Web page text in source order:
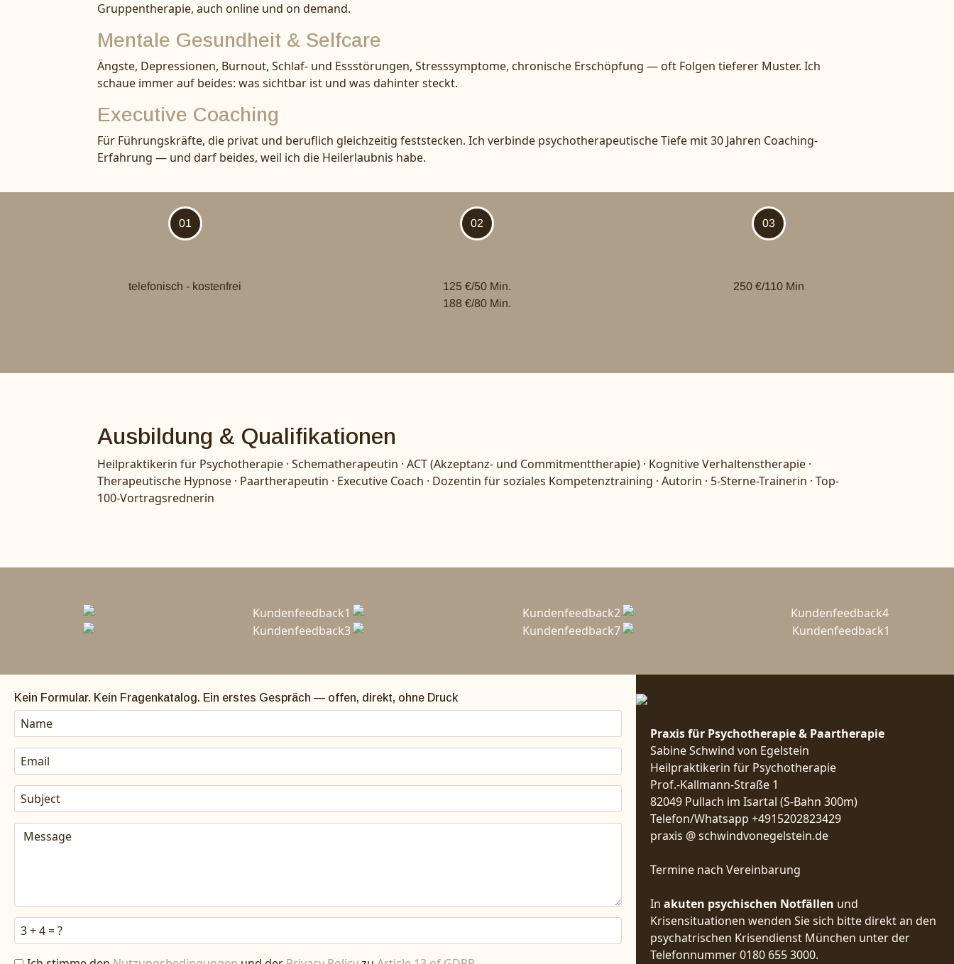
Gruppentherapie, auch online und on demand.
Mentale Gesundheit & Selfcare
Ängste, Depressionen, Burnout, Schlaf- und Essstörungen, Stresssymptome, chronische Erschöpfung — oft Folgen tieferer Muster. Ich
schaue immer auf beides: was sichtbar ist und was dahinter steckt.
Executive Coaching
Für Führungskräfte, die privat und beruflich gleichzeitig feststecken. Ich verbinde psychotherapeutische Tiefe mit 30 Jahren Coaching-
Erfahrung — und darf beides, weil ich die Heilerlaubnis habe.
01
telefonisch - kostenfrei
02
125 €/50 Min.
188 €/80 Min.
03
250 €/110 Min
Ausbildung & Qualifikationen
Heilpraktikerin für Psychotherapie · Schematherapeutin · ACT (Akzeptanz- und Commitmenttherapie) · Kognitive Verhaltenstherapie ·
Therapeutische Hypnose · Paartherapeutin · Executive Coach · Dozentin für soziales Kompetenztraining · Autorin · 5-Sterne-Trainerin · Top-
100-Vortragsrednerin
Kein Formular. Kein Fragenkatalog. Ein erstes Gespräch — offen, direkt, ohne Druck
Praxis für Psychotherapie & Paartherapie
Sabine Schwind von Egelstein
Heilpraktikerin für Psychotherapie
Prof.-Kallmann-Straße 1
82049 Pullach im Isartal (S-Bahn 300m)
Telefon/Whatsapp +4915202823429
praxis @ schwindvonegelstein.de
Termine nach Vereinbarung
In akuten psychischen Notfällen und
Krisensituationen wenden Sie sich bitte direkt an den
psychatrischen Krisendienst München unter der
Telefonnummer 0180 655 3000.